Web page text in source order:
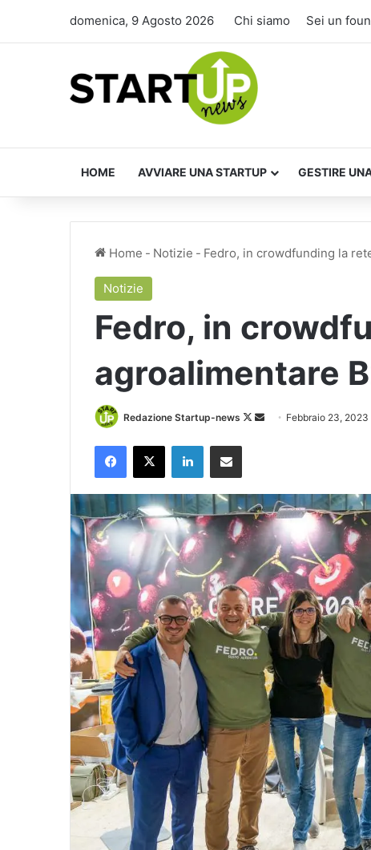
domenica, 9 Agosto 2026 Chi siamo Sei un
HOME AVVIARE UNA STARTUP GESTIRE
Home - Notizie - Fedro, in crowdfunding la
Notizie
Fedro, in
agroalimentare
Redazione Startup-news
Follow
Invia Febbraio 23, 2023
Facebook
X LinkedInCondividi via Email